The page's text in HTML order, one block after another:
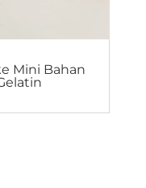
Mini Bahan